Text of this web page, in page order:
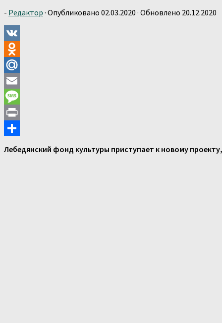
- Редактор · Опубликовано 02.03.2020 · Обновлено 20.12.2020
VK
Odnoklassniki
Mail.Ru
Email
Message
Print
Отправить
Лебедянский фонд культуры приступает к новому